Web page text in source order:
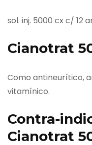
sol. inj. 5000 cx c/ 12
Cianotrat
Como antineurítico,
vitamínico.
Contra-
Cianotrat